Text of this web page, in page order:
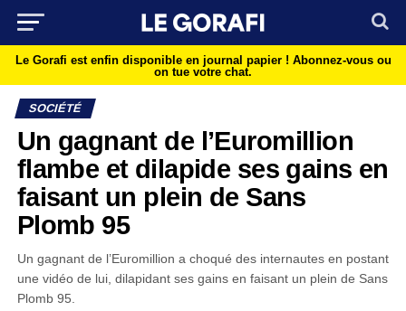
Le Gorafi est enfin disponible en journal papier ! Abonnez-vous ou
on tue votre chat.
SOCIÉTÉ
Un gagnant de l’Euromillion
flambe et dilapide ses gains en
faisant un plein de Sans
Plomb 95
Un gagnant de l’Euromillion a choqué des internautes en postant
une vidéo de lui, dilapidant ses gains en faisant un plein de Sans
Plomb 95.